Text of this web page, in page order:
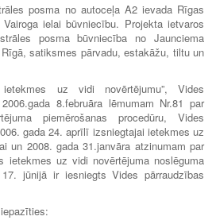
posma no autoceļa A2 ievada Rīgas
ielai būvniecību. Projekta ietvaros
posma būvniecība no Jaunciema
satiksmes pārvadu, estakāžu, tiltu un
uz vidi novērtējumu”, Vides
8.februāra lēmumam Nr.81 par
piemērošanas procedūru, Vides
gada 24. aprīlī izsniegtajai ietekmes uz
un 2008. gada 31.janvāra atzinumam par
ietekmes uz vidi novērtējuma noslēguma
jūnijā ir iesniegts Vides pārraudzības